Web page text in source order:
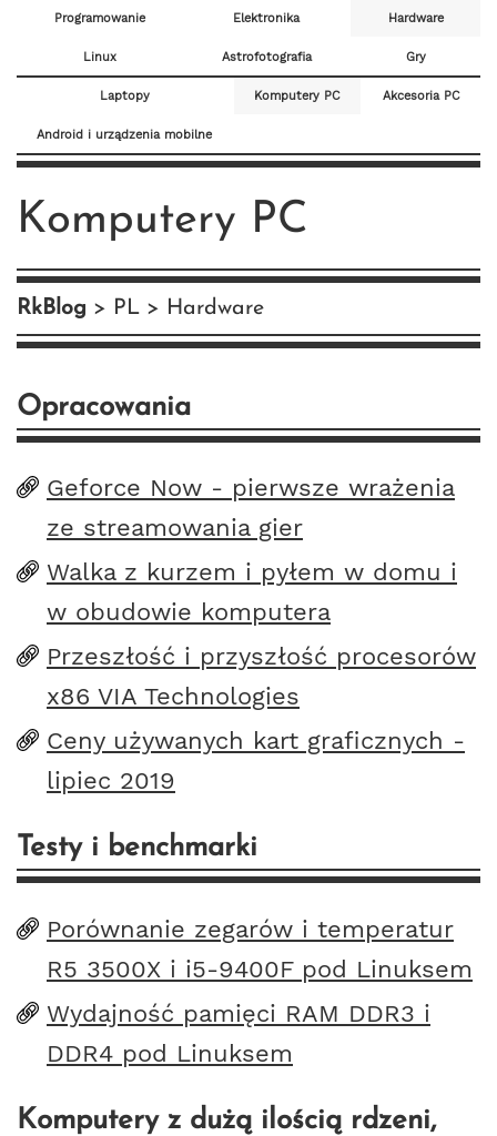
Programowanie Elektronika Hardware
Linux Astrofotografia Gry
Laptopy Komputery PC Akcesoria PC
Android i urządzenia mobilne
Komputery PC
RkBlog PL Hardware
Opracowania
Geforce Now - pierwsze wrażenia
ze streamowania gier
Walka z kurzem i pyłem w domu i
w obudowie komputera
Przeszłość i przyszłość procesorów
x86 VIA Technologies
Ceny używanych kart graficznych -
lipiec 2019
Testy i benchmarki
Porównanie zegarów i temperatur
R5 3500X i i5-9400F pod Linuksem
Wydajność pamięci RAM DDR3 i
DDR4 pod Linuksem
Komputery z dużą ilością rdzeni,